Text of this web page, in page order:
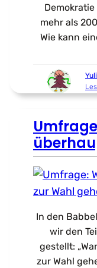
mehr als
Wie kann
In den
wir den
gestellt:
zur Wahl